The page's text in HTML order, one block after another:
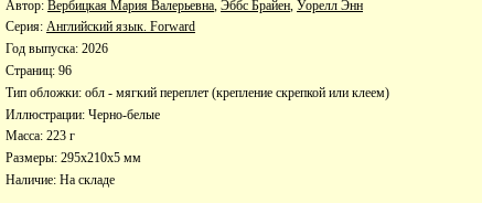
Автор: Вербицкая Мария Валерьевна Эббс Брайен Уорелл Энн
Серия: Английский язык. Forward
Год выпуска: 2026
Страниц: 96
Тип обложки: обл - мягкий переплет (крепление скрепкой или клеем)
Иллюстрации: Черно-белые
Масса: 223 г
Размеры: 295x210x5 мм
Наличие: На складе